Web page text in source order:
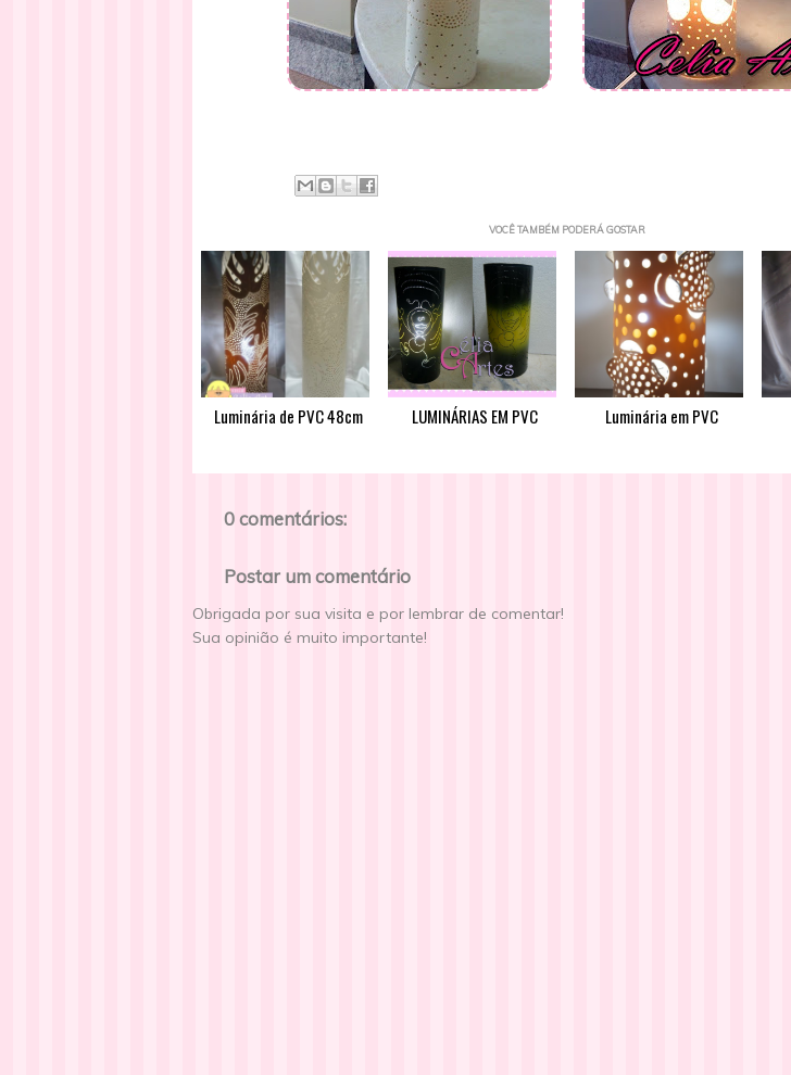
VOCÊ TAMBÉM PODERÁ GOSTAR
Luminária de PVC 48cm LUMINÁRIAS EM PVC Luminária em PVC
0 comentários:
Postar um comentário
Obrigada por sua visita e por lembrar de comentar!
Sua opinião é muito importante!